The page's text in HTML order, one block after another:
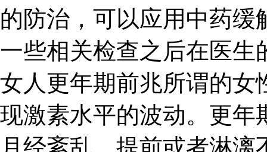
的防治，可以应用中药
一些相关检查之后在医生
女人更年期前兆所谓的女
现激素水平的波动。更年
月经紊乱，提前或者淋